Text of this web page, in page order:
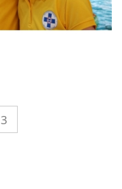
3